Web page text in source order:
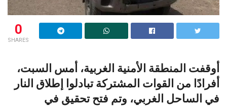
0
SHARES
أوقفت المنطقة الأمنية الغربية، أمس السبت،
أفرادًا من القوات المشتركة تبادلوا إطلاق النار
في الساحل الغربي، وتم فتح تحقيق في